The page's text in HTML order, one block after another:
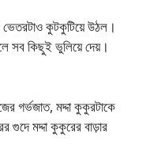
ভেতরটাও কুটকুটিয়ে উঠল।
সব কিছুই ভুলিয়ে দেয়।
গর্ভজাত, মদ্দা কুকুরটাকে
গুদে মদ্দা কুকুরের বাড়ার